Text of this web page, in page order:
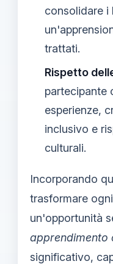
consolidare i
trattati.
Rispetto
partecipante
esperienze,
inclusivo e
culturali.
Incorporando
trasformare ogni
un'opportunità
apprendimento
significativo,